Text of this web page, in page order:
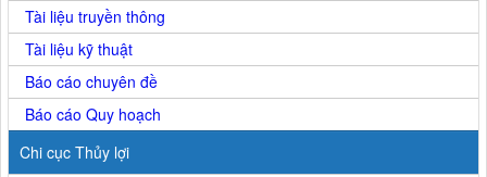
Tài liệu truyền thông
Tài liệu kỹ thuật
Báo cáo chuyên đề
Báo cáo Quy hoạch
Chi cục Thủy lợi